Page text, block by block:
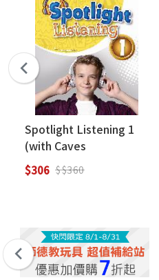
Spotlight Listening 1
(with Caves
WebSource)
$306 $$360